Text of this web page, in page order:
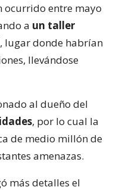
ocurrido entre mayo
a un taller
, lugar donde habrían
llevándose
al dueño del
, por lo cual la
de medio millón de
amenazas.
más detalles el